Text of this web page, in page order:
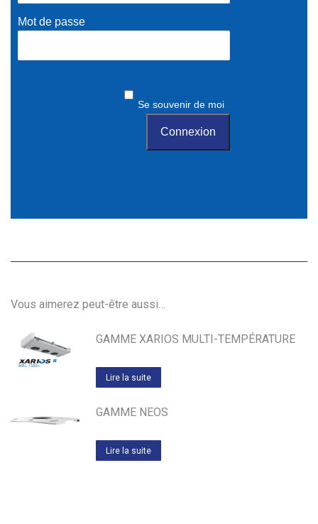
Mot de passe
Se souvenir de moi
Vous aimerez peut-être aussi…
GAMME XARIOS MULTI-TEMPÉRATURE
Lire la suite
GAMME NEOS
Lire la suite